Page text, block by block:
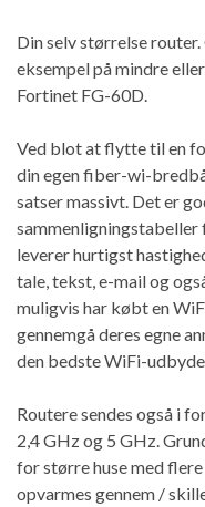
Din selv størrelse
eksempel på mindre
Fortinet FG-60D.
Ved blot at flytte til en
din egen fiber-wi-
satser massivt. Det er
leverer hurtigst
tale, tekst, e-mail og
muligvis har købt en
gennemgå deres egne
den bedste WiFi-
Routere sendes også i
2,4 GHz og 5 GHz.
for større huse med
opvarmes gennem /